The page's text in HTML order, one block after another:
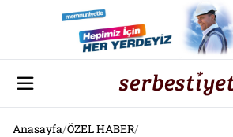
Anasayfa/ÖZEL HABER/